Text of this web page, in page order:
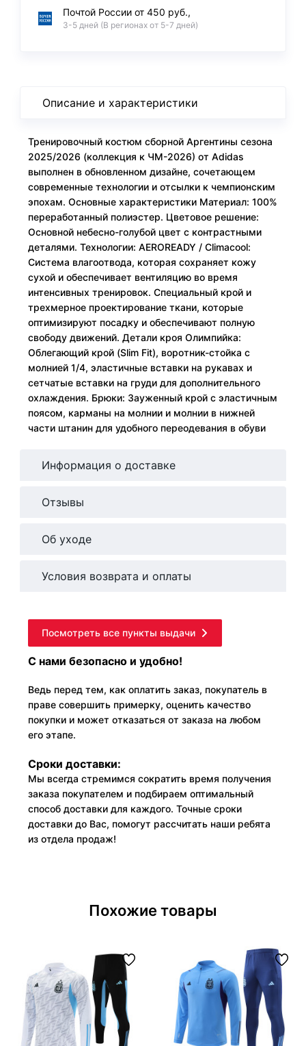
Почтой России от 450 руб.,
3-5 дней (В регионах от 5-7 дней)
Описание и характеристики
Тренировочный костюм сборной Аргентины сезона
2025/2026 (коллекция к ЧМ-2026) от Adidas
выполнен в обновленном дизайне, сочетающем
современные технологии и отсылки к чемпионским
эпохам. Основные характеристики Материал: 100%
переработанный полиэстер. Цветовое решение:
Основной небесно-голубой цвет с контрастными
деталями. Технологии: AEROREADY / Climacool:
Система влагоотвода, которая сохраняет кожу
сухой и обеспечивает вентиляцию во время
интенсивных тренировок. Специальный крой и
трехмерное проектирование ткани, которые
оптимизируют посадку и обеспечивают полную
свободу движений. Детали кроя Олимпийка:
Облегающий крой (Slim Fit), воротник-стойка с
молнией 1/4, эластичные вставки на рукавах и
сетчатые вставки на груди для дополнительного
охлаждения. Брюки: Зауженный крой с эластичным
поясом, карманы на молнии и молнии в нижней
части штанин для удобного переодевания в обуви
Информация о доставке
Отзывы
Об уходе
Условия возврата и оплаты
Посмотреть все пункты выдачи
С нами безопасно и удобно!
Ведь перед тем, как оплатить заказ, покупатель в
праве совершить примерку, оценить качество
покупки и может отказаться от заказа на любом
его этапе.
Сроки доставки:
Мы всегда стремимся сократить время получения
заказа покупателем и подбираем оптимальный
способ доставки для каждого. Точные сроки
доставки до Вас, помогут рассчитать наши ребята
из отдела продаж!
Похожие товары